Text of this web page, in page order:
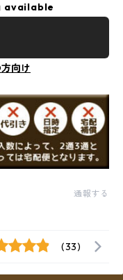
available
向け
通報する
(33)